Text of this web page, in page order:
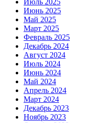
Июль 2025
Июнь 2025
Май 2025
Март 2025
Февраль 2025
Декабрь 2024
Август 2024
Июль 2024
Июнь 2024
Май 2024
Апрель 2024
Март 2024
Декабрь 2023
Ноябрь 2023